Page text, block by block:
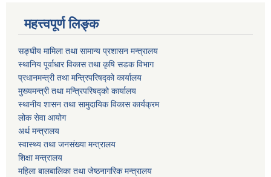
महत्त्वपूर्ण लिङ्क
सङ्घीय मामिला तथा सामान्य प्रशासन मन्त्रालय
स्थानिय पूर्वाधार विकास तथा कृषि सडक विभाग
प्रधानमन्त्री तथा मन्त्रिपरिषद्को कार्यालय
मुख्यमन्त्री तथा मन्त्रिपरिषद्को कार्यालय
स्थानीय शासन तथा सामुदायिक विकास कार्यक्रम
लोक सेवा आयोग
अर्थ मन्त्रालय
स्वास्थ्य तथा जनस‌ंख्या मन्त्रालय
शिक्षा मन्त्रालय
महिला बालबालिका तथा जेष्ठनागरिक मन्त्रालय